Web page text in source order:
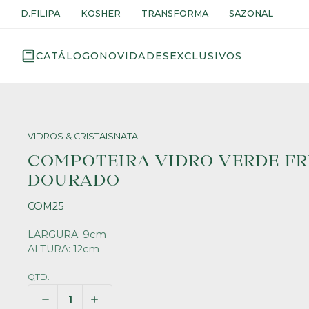
D.FILIPA KOSHER TRANSFORMA SAZONAL
CATÁLOGONOVIDADESEXCLUSIVOS
VIDROS & CRISTAISNATAL
COMPOTEIRA VIDRO VERDE
DOURADO
COM25
LARGURA: 9cm
ALTURA: 12cm
QTD.